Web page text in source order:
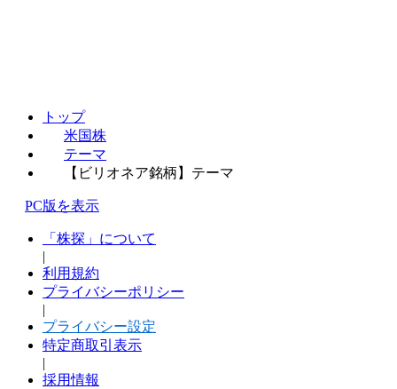
トップ
米国株
テーマ
【ビリオネア銘柄】テーマ
PC版を表示
「株探」について
|
利用規約
プライバシーポリシー
|
プライバシー設定
特定商取引表示
|
採用情報